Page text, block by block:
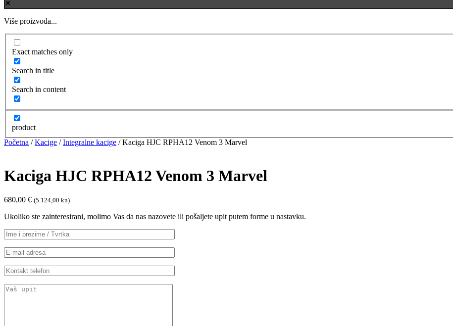
Više proizvoda...
Exact matches only
Search in title
Search in content
product
Početna /Kacige /Integralne kacige / Kaciga HJC RPHA12 Venom 3 Marvel
Kaciga HJC RPHA12 Venom 3 Marvel
680,00 € (5.124,00 kn)
Ukoliko ste zainteresirani, molimo Vas da nas nazovete ili pošaljete upit putem forme u nastavku.